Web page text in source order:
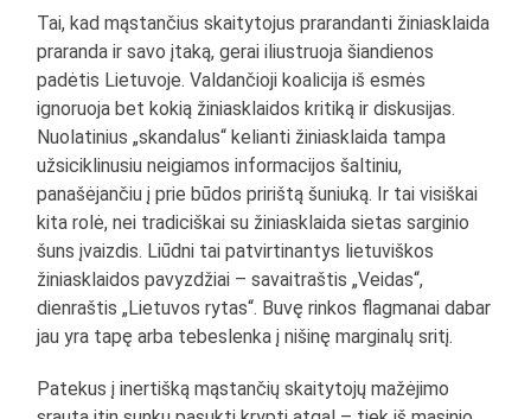
Tai, kad mąstančius skaitytojus prarandanti žiniasklaida
praranda ir savo įtaką, gerai iliustruoja šiandienos
padėtis Lietuvoje. Valdančioji koalicija iš esmės
ignoruoja bet kokią žiniasklaidos kritiką ir diskusijas.
Nuolatinius „skandalus“ kelianti žiniasklaida tampa
užsiciklinusiu neigiamos informacijos šaltiniu,
panašėjančiu į prie būdos pririštą šuniuką. Ir tai visiškai
kita rolė, nei tradiciškai su žiniasklaida sietas sarginio
šuns įvaizdis. Liūdni tai patvirtinantys lietuviškos
žiniasklaidos pavyzdžiai – savaitraštis „Veidas“,
dienraštis „Lietuvos rytas“. Buvę rinkos flagmanai dabar
jau yra tapę arba tebeslenka į nišinę marginalų sritį.
Patekus į inertišką mąstančių skaitytojų mažėjimo